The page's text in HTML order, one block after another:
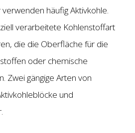
häufig Aktivkohle.
verarbeitete Kohlenstoffart
die die Oberfläche für die
oder chemische
Zwei gängige Arten von
und